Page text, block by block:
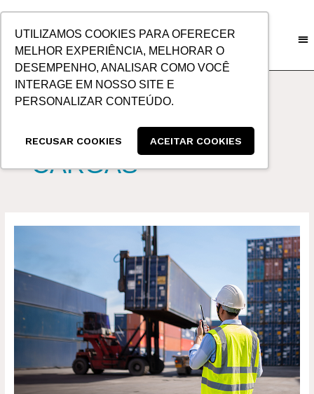
UTILIZAMOS COOKIES PARA OFERECER
MELHOR EXPERIÊNCIA, MELHORAR O
DESEMPENHO, ANALISAR COMO VOCÊ
INTERAGE EM NOSSO SITE E
PERSONALIZAR CONTEÚDO.
RECUSAR COOKIES ACEITAR COOKIES
CONTEÚDO
SEGURO DE
CARGAS
CARGA
INTERNACIONAL:
IMPORTÂNCIA
DO